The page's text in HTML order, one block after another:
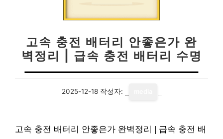
고속 충전 배터리 안좋은가 완
벽정리 | 급속 충전 배터리 수명
2025-12-18 작성자:
고속 충전 배터리 안좋은가 완벽정리 | 급속 충전 배